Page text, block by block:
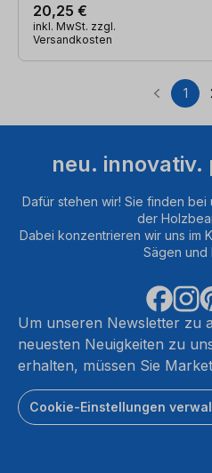
20,25 €
inkl. MwSt. zzgl.
Versandkosten
1
neu. innovativ.
Dafür stehen wir! Sie finden
der
Dabei konzentrieren wir uns im
Sägen und
Um unseren Newsletter zu
neuesten Neuigkeiten zu
erhalten, müssen Sie
Cookie-Einstellungen